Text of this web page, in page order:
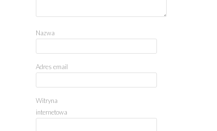
Nazwa
Adres email
Witryna
internetowa